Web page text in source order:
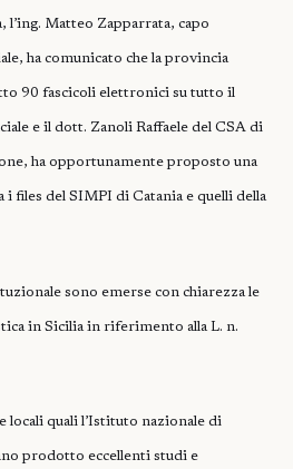
Matteo Zapparrata, capo
ha comunicato che la provincia
90 fascicoli elettronici su tutto il
e il dott. Zanoli Raffaele del CSA di
ha opportunamente proposto una
files del SIMPI di Catania e quelli della
sono emerse con chiarezza le
in Sicilia in riferimento alla L. n.
quali l’Istituto nazionale di
prodotto eccellenti studi e